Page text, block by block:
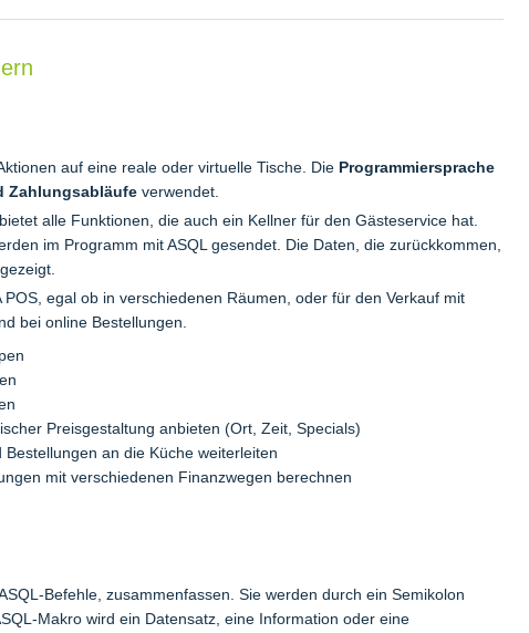
auf eine reale oder virtuelle Tische. Die Programmiersprache
Zahlungsabläufe verwendet.
alle Funktionen, die auch ein Kellner für den Gästeservice hat.
im Programm mit ASQL gesendet. Die Daten, die zurückkommen,
POS, egal ob in verschiedenen Räumen, oder für den Verkauf mit
bei online Bestellungen.
Preisgestaltung anbieten (Ort, Zeit, Specials)
an die Küche weiterleiten
mit verschiedenen Finanzwegen berechnen
Befehle, zusammenfassen. Sie werden durch ein Semikolon
Makro wird ein Datensatz, eine Information oder eine